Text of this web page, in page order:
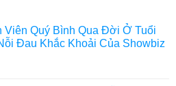
Viên Quý Bình Qua Đời Ở Tuổi
Đau Khắc Khoải Của Showbiz